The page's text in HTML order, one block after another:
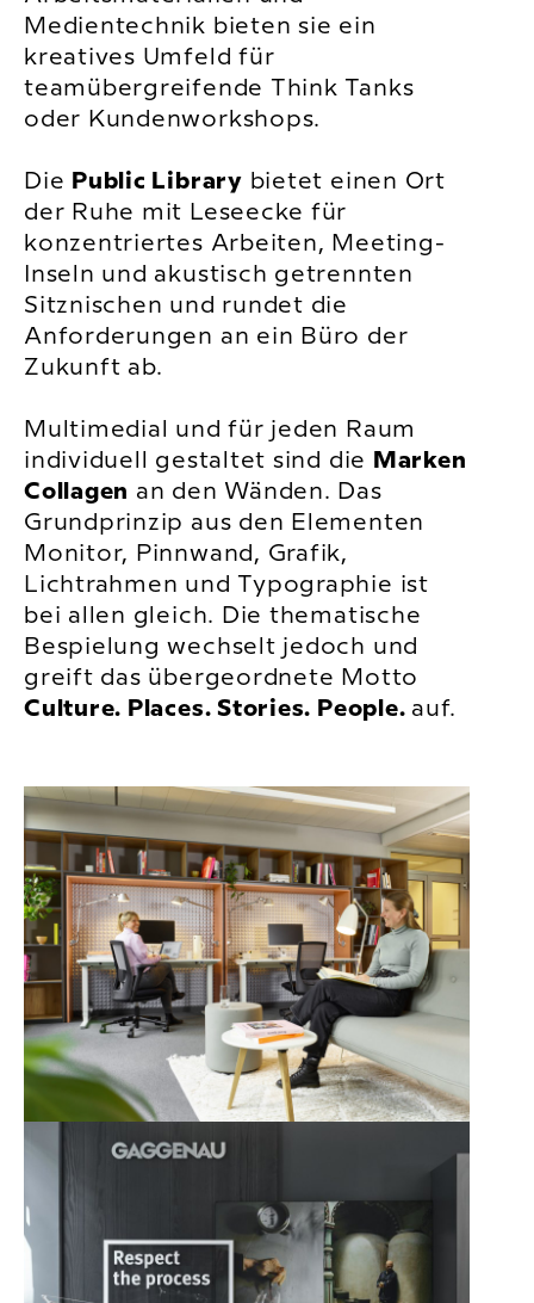
Medientechnik bieten sie ein
kreatives Umfeld für
teamübergreifende Think Tanks
oder Kundenworkshops.
Die Public Library bietet einen Ort
der Ruhe mit Leseecke für
konzentriertes Arbeiten, Meeting-
Inseln und akustisch getrennten
Sitznischen und rundet die
Anforderungen an ein Büro der
Zukunft ab.
Multimedial und für jeden Raum
individuell gestaltet sind die
Marken
Collagen an den Wänden. Das
Grundprinzip aus den Elementen
Monitor, Pinnwand, Grafik,
Lichtrahmen und Typographie ist
bei allen gleich. Die thematische
Bespielung wechselt jedoch und
greift das übergeordnete Motto
Culture. Places. Stories. People. auf.